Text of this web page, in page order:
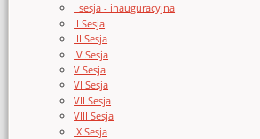
I sesja - inauguracyjna
II Sesja
III Sesja
IV Sesja
V Sesja
VI Sesja
VII Sesja
VIII Sesja
IX Sesja